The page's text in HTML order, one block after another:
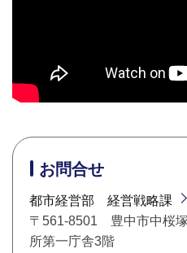
お問合せ
都市経営部 経営戦略課
〒561-8501 豊中市中桜
所第一庁舎3階